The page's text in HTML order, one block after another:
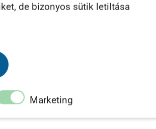
de bizonyos sütik letiltása
Marketing
működnek. Automatizmusok,
termék!